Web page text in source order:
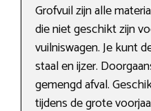
Grofvuil zijn alle
die niet geschikt zijn
vuilniswagen. Je kunt
staal en ijzer.
gemengd afval.
tijdens de grote